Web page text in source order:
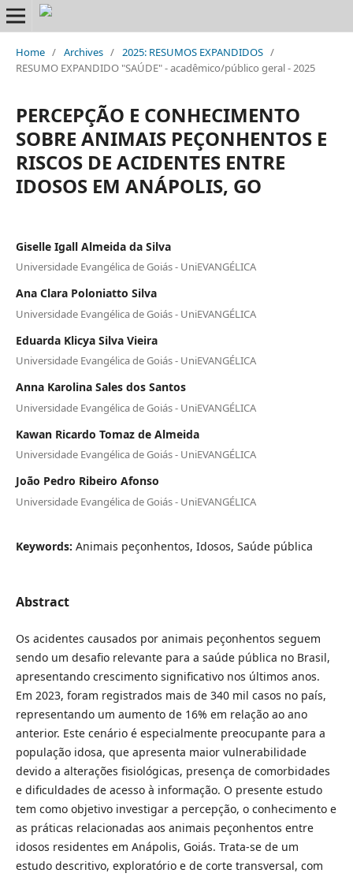
Home / Archives / 2025: RESUMOS EXPANDIDOS /
RESUMO EXPANDIDO "SAÚDE" - acadêmico/público geral - 2025
PERCEPÇÃO E CONHECIMENTO
SOBRE ANIMAIS PEÇONHENTOS E
RISCOS DE ACIDENTES ENTRE
IDOSOS EM ANÁPOLIS, GO
Giselle Igall Almeida da Silva
Universidade Evangélica de Goiás - UniEVANGÉLICA
Ana Clara Poloniatto Silva
Universidade Evangélica de Goiás - UniEVANGÉLICA
Eduarda Klicya Silva Vieira
Universidade Evangélica de Goiás - UniEVANGÉLICA
Anna Karolina Sales dos Santos
Universidade Evangélica de Goiás - UniEVANGÉLICA
Kawan Ricardo Tomaz de Almeida
Universidade Evangélica de Goiás - UniEVANGÉLICA
João Pedro Ribeiro Afonso
Universidade Evangélica de Goiás - UniEVANGÉLICA
Keywords: Animais peçonhentos, Idosos, Saúde pública
Abstract
Os acidentes causados por animais peçonhentos seguem
sendo um desafio relevante para a saúde pública no Brasil,
apresentando crescimento significativo nos últimos anos.
Em 2023, foram registrados mais de 340 mil casos no país,
representando um aumento de 16% em relação ao ano
anterior. Este cenário é especialmente preocupante para a
população idosa, que apresenta maior vulnerabilidade
devido a alterações fisiológicas, presença de comorbidades
e dificuldades de acesso à informação. O presente estudo
tem como objetivo investigar a percepção, o conhecimento e
as práticas relacionadas aos animais peçonhentos entre
idosos residentes em Anápolis, Goiás. Trata-se de um
estudo descritivo, exploratório e de corte transversal, com